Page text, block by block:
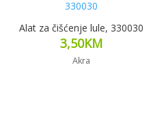
Alat za čišćenje lule, 330030
3,50KM
Akra